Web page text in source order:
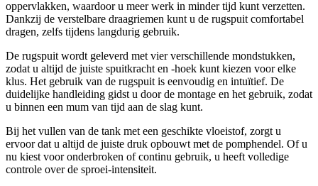
oppervlakken, waardoor u meer werk in minder tijd kunt verzetten.
Dankzij de verstelbare draagriemen kunt u de rugspuit comfortabel
dragen, zelfs tijdens langdurig gebruik.
De rugspuit wordt geleverd met vier verschillende mondstukken,
zodat u altijd de juiste spuitkracht en -hoek kunt kiezen voor elke
klus. Het gebruik van de rugspuit is eenvoudig en intuïtief. De
duidelijke handleiding gidst u door de montage en het gebruik, zodat
u binnen een mum van tijd aan de slag kunt.
Bij het vullen van de tank met een geschikte vloeistof, zorgt u
ervoor dat u altijd de juiste druk opbouwt met de pomphendel. Of u
nu kiest voor onderbroken of continu gebruik, u heeft volledige
controle over de sproei-intensiteit.